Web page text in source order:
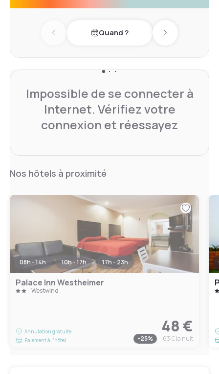
Previous dayQuand ? Next day
Impossible de se connecter à
Internet. Vérifiez votre
connexion et réessayez
Nos hôtels à proximité
08h - 14h 10h - 17h 17h - 23h
Palace Inn Westheimer
Westwind
Annulation gratuite
Paiement à l'hôtel
48 €
-25% 63 €la nuit